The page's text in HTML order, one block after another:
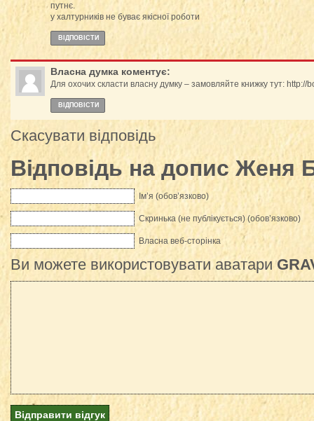
путнє.
у халтурників не буває якісної роботи
ВІДПОВІCТИ
Власна думка коментує:
Для охочих скласти власну думку – замовляйте книжку тут:
ВІДПОВІCТИ
Скасувати відповідь
Відповідь на допис Женя
Ім’я (обов’язково)
Скринька (не публікується) (обов’язково)
Власна веб-сторінка
Ви можете використовувати аватари